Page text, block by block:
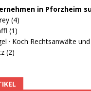
in Pforzheim
(4)
(1)
· Koch Rechtsanwälte
(2)